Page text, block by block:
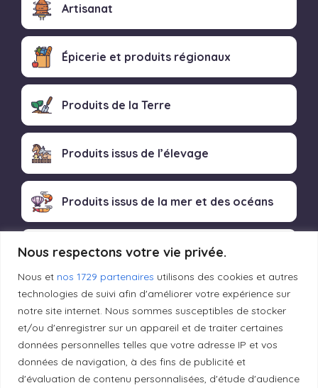
Nous respectons votre vie privée.
Nous et nos 1729 partenaires utilisons des cookies et autres
technologies de suivi afin d'améliorer votre expérience sur
notre site internet. Nous sommes susceptibles de stocker
et/ou d'enregistrer sur un appareil et de traiter certaines
données personnelles telles que votre adresse IP et vos
données de navigation, à des fins de publicité et
d'évaluation de contenu personnalisées, d'étude d'audience
Artisanat
Épicerie et produits régionaux
Produits de la Terre
Produits issus de l’élevage
Produits issus de la mer et des océans
Produits transformés artisanaux
Liens utiles
Mentions légales